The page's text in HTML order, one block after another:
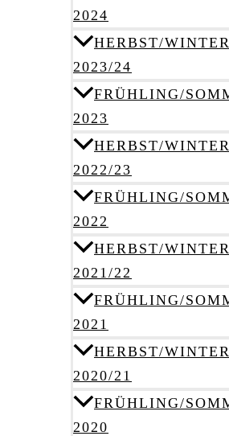
2024
HERBST/WINTER
2023/24
FRÜHLING/
2023
HERBST/WINTER
2022/23
FRÜHLING/
2022
HERBST/WINTER
2021/22
FRÜHLING/
2021
HERBST/WINTER
2020/21
FRÜHLING/
2020